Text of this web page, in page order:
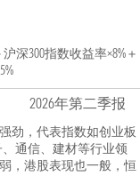
深300指数收益率×8%＋
2026年第二季报
劲，代表指数如创业板
、通信、建材等行业领
，港股表现也一般，恒